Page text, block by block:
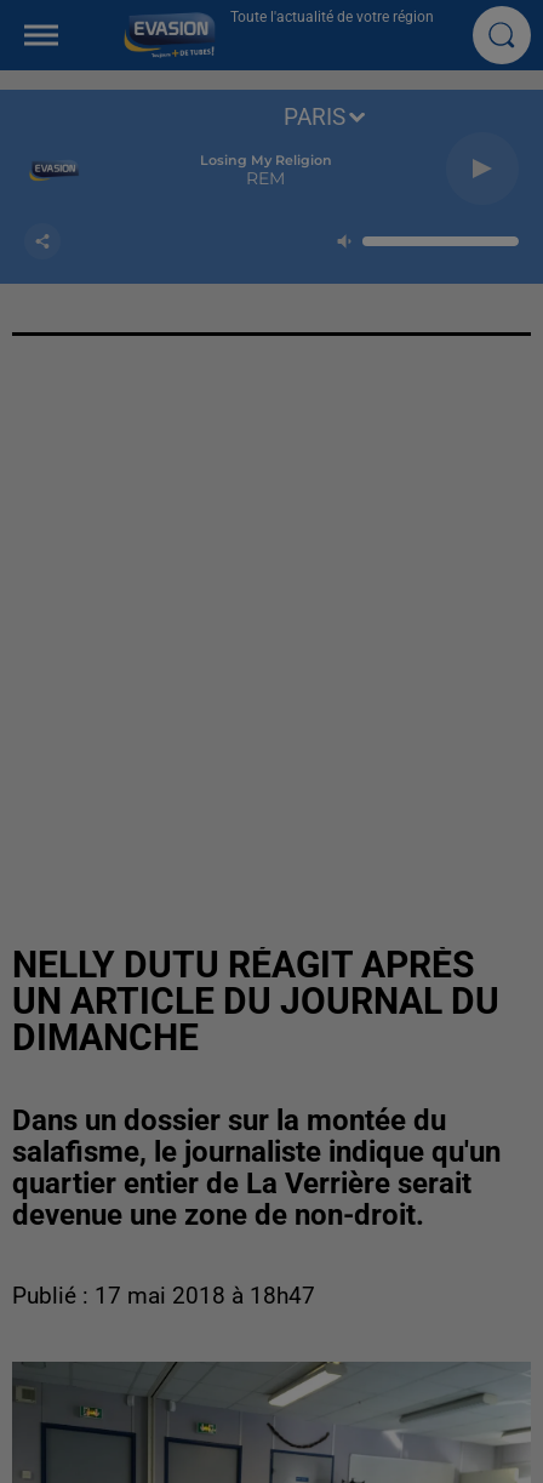
Toute l'actualité de votre région
Losing My Religion
REM
PARIS
NELLY DUTU RÉAGIT APRÈS
UN ARTICLE DU JOURNAL DU
DIMANCHE
Dans un dossier sur la montée du
salafisme, le journaliste indique qu'un
quartier entier de La Verrière serait
devenue une zone de non-droit.
Publié : 17 mai 2018 à 18h47